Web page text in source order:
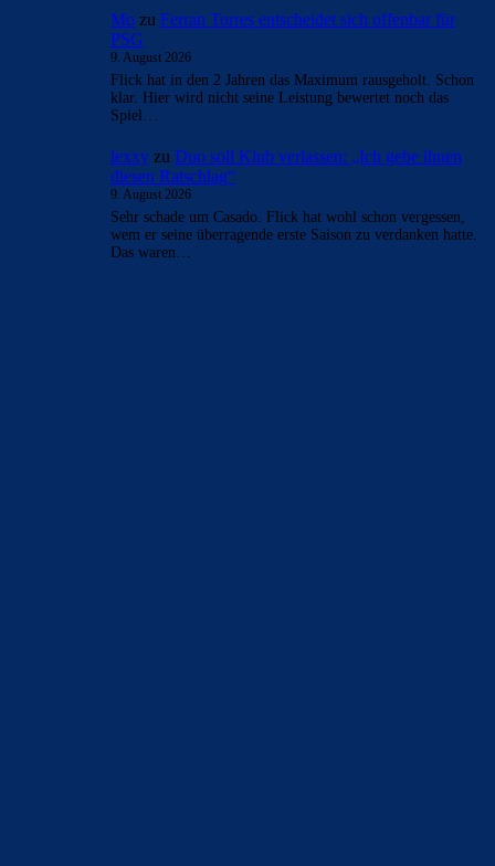
Mo zu Ferran Torres entscheidet sich offenbar für
PSG
9. August 2026
Flick hat in den 2 Jahren das Maximum rausgeholt. Schon
klar. Hier wird nicht seine Leistung bewertet noch das
Spiel…
lexxy zu Duo soll Klub verlassen: „Ich gebe ihnen
diesen Ratschlag“
9. August 2026
Sehr schade um Casado. Flick hat wohl schon vergessen,
wem er seine überragende erste Saison zu verdanken hatte.
Das waren…